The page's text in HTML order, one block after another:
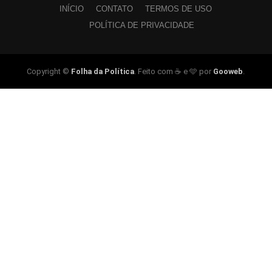
INÍCIO CONTATO
TERMOS DE USO
POLÍTICA DE PRIVACIDADE
Copyright © Folha da Política. Feito com ☕ e 🩵 por Gooweb.